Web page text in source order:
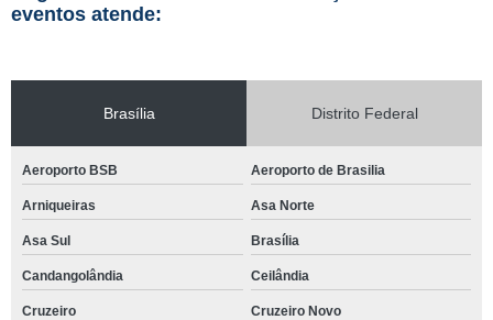
eventos atende:
Brasília Distrito Federal
Aeroporto BSB Aeroporto de Brasilia
Arniqueiras Asa Norte
Asa Sul Brasília
Candangolândia Ceilândia
Cruzeiro Cruzeiro Novo